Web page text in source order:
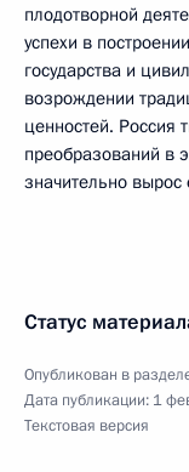
плодотворной
успехи в
государства и
возрождении
ценностей. Россия
преобразований в
значительно вырос
Статус
Опубликован в
Дата публикации: 1
Текстовая версия